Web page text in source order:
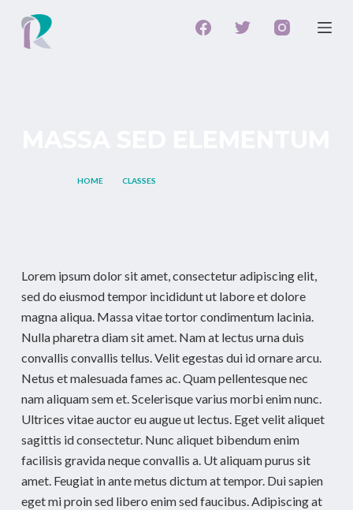
S
HOME CLASSES
Lorem ipsum dolor sit amet, consectetur adipiscing elit,
sed do eiusmod tempor incididunt ut labore et dolore
magna aliqua. Massa vitae tortor condimentum lacinia.
Nulla pharetra diam sit amet. Nam at lectus urna duis
convallis convallis tellus. Velit egestas dui id ornare arcu.
Netus et malesuada fames ac. Quam pellentesque nec
nam aliquam sem et. Scelerisque varius morbi enim nunc.
Ultrices vitae auctor eu augue ut lectus. Eget velit aliquet
sagittis id consectetur. Nunc aliquet bibendum enim
facilisis gravida neque convallis a. Ut aliquam purus sit
amet. Feugiat in ante metus dictum at tempor. Dui sapien
eget mi proin sed libero enim sed faucibus. Adipiscing at